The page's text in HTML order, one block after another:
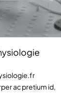
ac pretium id,